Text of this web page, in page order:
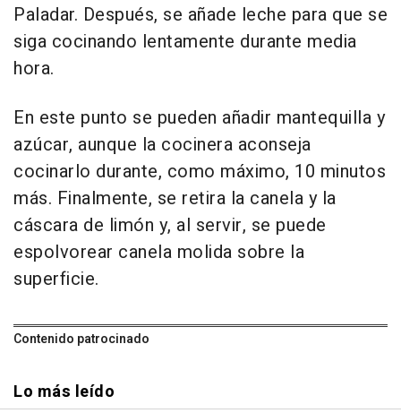
Paladar. Después, se añade leche para que se
siga cocinando lentamente durante media
hora.
En este punto se pueden añadir mantequilla y
azúcar, aunque la cocinera aconseja
cocinarlo durante, como máximo, 10 minutos
más. Finalmente, se retira la canela y la
cáscara de limón y, al servir, se puede
espolvorear canela molida sobre la
superficie.
Contenido patrocinado
Lo más leído